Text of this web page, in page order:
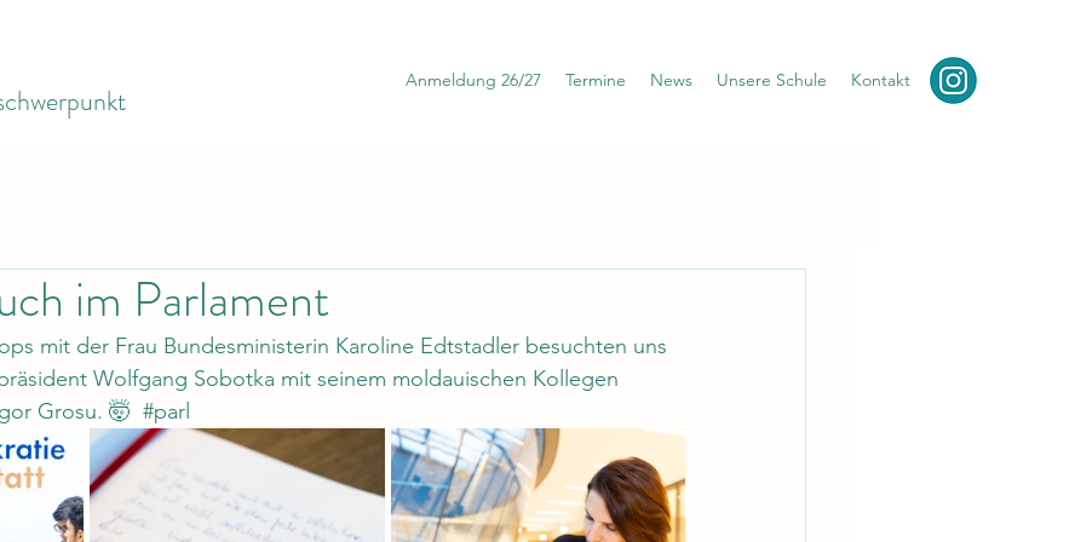
Anmeldung 26/27 Termine News Unsere Schule Kontakt
im Parlament
mit der Frau Bundesministerin Karoline Edtstadler besuchten uns
Wolfgang Sobotka mit seinem moldauischen Kollegen
Grosu. 🤯 #parl